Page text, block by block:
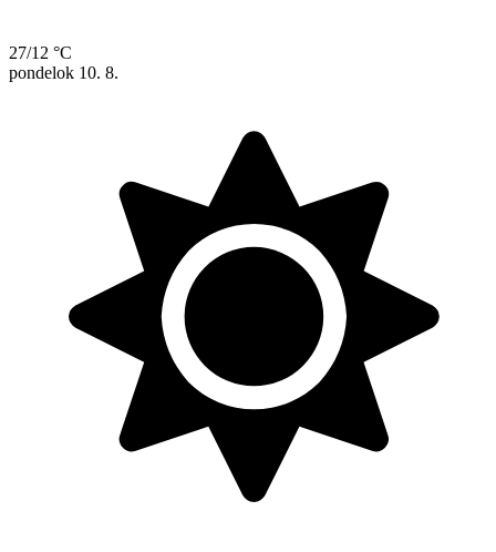
27/12 °C
pondelok 10. 8.